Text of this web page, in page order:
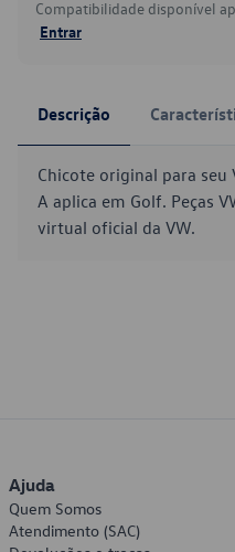
Compatibilidade disponível
Entrar
Descrição
Chicote original para
A aplica em Golf. Peças
virtual oficial da VW.
Ajuda
Quem Somos
Atendimento (SAC)